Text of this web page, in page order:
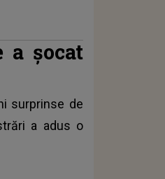
a șocat
surprinse de
a adus o